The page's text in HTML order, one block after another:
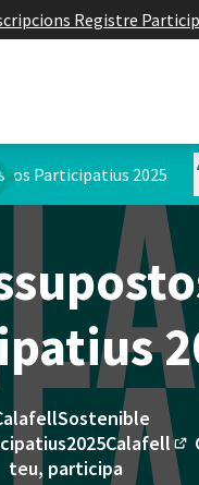
Registre
Participatius 2025
teu, participa